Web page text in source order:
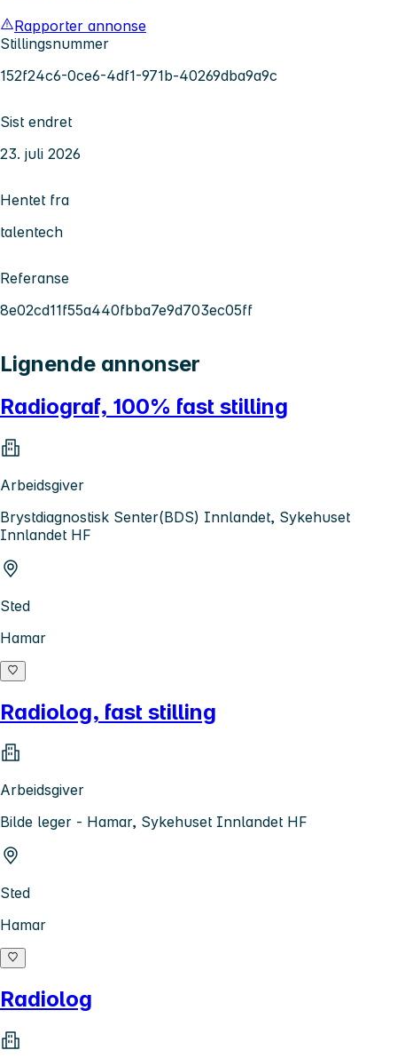
Rapporter annonse
Stillingsnummer
152f24c6-0ce6-4df1-971b-40269dba9a9c
Sist endret
23. juli 2026
Hentet fra
talentech
Referanse
8e02cd11f55a440fbba7e9d703ec05ff
Lignende annonser
Radiograf, 100% fast stilling
Arbeidsgiver
Brystdiagnostisk Senter(BDS) Innlandet, Sykehuset
Innlandet HF
Sted
Hamar
Radiolog, fast stilling
Arbeidsgiver
Bilde leger - Hamar, Sykehuset Innlandet HF
Sted
Hamar
Radiolog